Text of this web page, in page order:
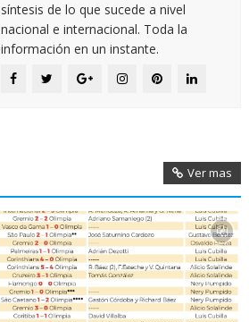
síntesis de lo que sucede a nivel
nacional e internacional. Toda la
información en un instante.
Ver mas